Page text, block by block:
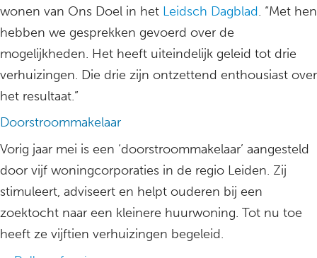
wonen van Ons Doel in het Leidsch Dagblad. “Met hen
hebben we gesprekken gevoerd over de
mogelijkheden. Het heeft uiteindelijk geleid tot drie
verhuizingen. Die drie zijn ontzettend enthousiast over
het resultaat.”
Doorstroommakelaar
Vorig jaar mei is een ‘doorstroommakelaar’ aangesteld
door vijf woningcorporaties in de regio Leiden. Zij
stimuleert, adviseert en helpt ouderen bij een
zoektocht naar een kleinere huurwoning. Tot nu toe
heeft ze vijftien verhuizingen begeleid.